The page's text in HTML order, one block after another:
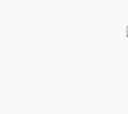
Vaccicheck-